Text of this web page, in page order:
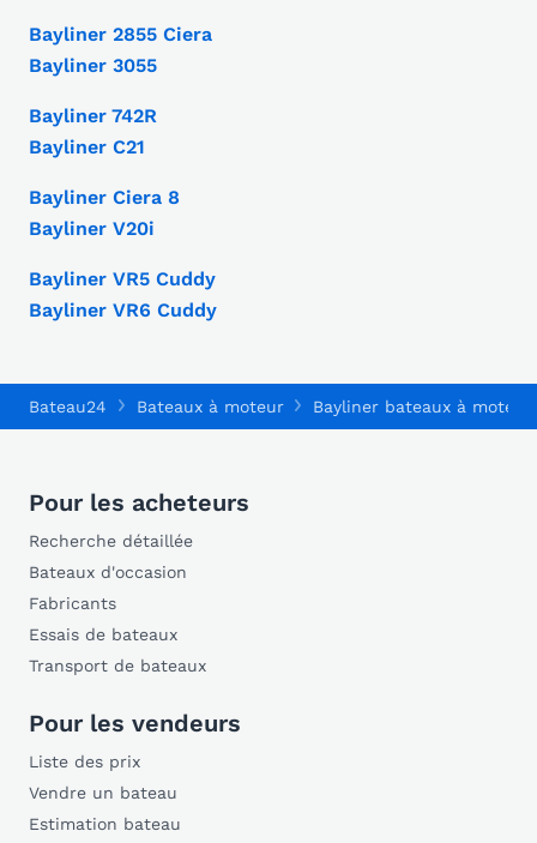
Bayliner 2855 Ciera
Bayliner 3055
Bayliner 742R
Bayliner C21
Bayliner Ciera 8
Bayliner V20i
Bayliner VR5 Cuddy
Bayliner VR6 Cuddy
Bateau24 Bateaux à moteur Bayliner bateaux à moteur
Pour les acheteurs
Recherche détaillée
Bateaux d'occasion
Fabricants
Essais de bateaux
Transport de bateaux
Pour les vendeurs
Liste des prix
Vendre un bateau
Estimation bateau